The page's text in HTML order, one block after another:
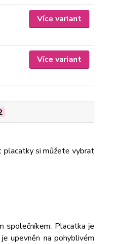
Více variant
Více variant
placatky si můžete vybrat
společníkem. Placatka je
upevněn na pohyblivém